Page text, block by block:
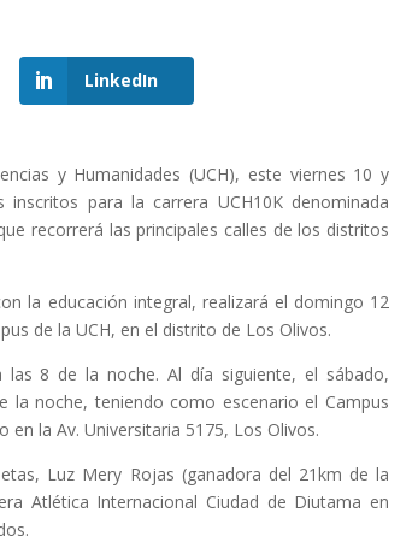
LinkedIn
y Humanidades (UCH), este viernes 10 y
para la carrera UCH10K denominada
recorrerá las principales calles de los distritos
la educación integral, realizará el domingo 12
de la UCH, en el distrito de Los Olivos.
8 de la noche. Al día siguiente, el sábado,
noche, teniendo como escenario el Campus
en la Av. Universitaria 5175, Los Olivos.
Luz Mery Rojas (ganadora del 21km de la
Atlética Internacional Ciudad de Diutama en